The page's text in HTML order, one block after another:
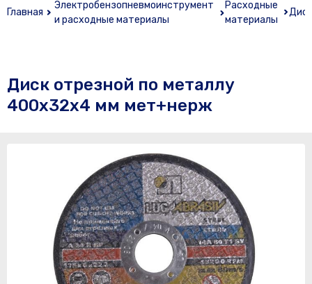
Главная
Электробензопневмоинструмент
и расходные материалы
Расходные
материалы
Диск отрезной по металлу
400х32х4 мм мет+нерж